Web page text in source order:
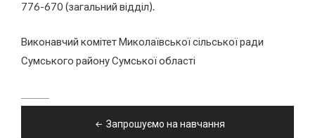
776-670 (загальний відділ).
Виконавчий комітет Миколаївської сільської ради
Сумського району Сумської області
Запрошуємо на навчання